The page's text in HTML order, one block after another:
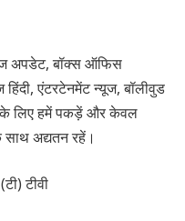
अपडेट, बॉक्स ऑफिस
एंटरटेनमेंट न्यूज, बॉलीवुड
के लिए हमें पकड़ें और केवल
साथ अद्यतन रहें।
टीवी